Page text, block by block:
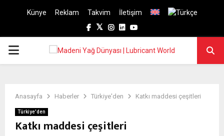
Künye Reklam Takvim
İletişim
Facebook
TwitterInstagram
LinkedinYoutube
PRIMARY
Anasayfa Haberler Türkiye'den Katkı maddesi çeşitleri
Türkiye'den
Katkı maddesi çeşitleri